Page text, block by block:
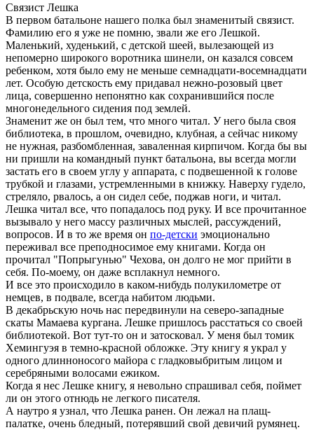
Связист Лешка
В первом батальоне нашего полка был знаменитый связист.
Фамилию его я уже не помню, звали же его Лешкой.
Маленький, худенький, с детской шеей, вылезающей из
непомерно широкого воротника шинели, он казался совсем
ребенком, хотя было ему не меньше семнадцати-восемнадцати
лет. Особую детскость ему придавал нежно-розовый цвет
лица, совершенно непонятно как сохранившийся после
многонедельного сидения под землей.
Знаменит же он был тем, что много читал. У него была своя
библиотека, в прошлом, очевидно, клубная, а сейчас никому
не нужная, разбомбленная, заваленная кирпичом. Когда бы вы
ни пришли на командный пункт батальона, вы всегда могли
застать его в своем углу у аппарата, с подвешенной к голове
трубкой и глазами, устремленными в книжку. Наверху гудело,
стреляло, рвалось, а он сидел себе, поджав ноги, и читал.
Лешка читал все, что попадалось под руку. И все прочитанное
вызывало у него массу различных мыслей, рассуждений,
вопросов. И в то же время он по-детски эмоционально
переживал все преподносимое ему книгами. Когда он
прочитал "Попрыгунью" Чехова, он долго не мог прийти в
себя. По-моему, он даже всплакнул немного.
И все это происходило в каком-нибудь полукилометре от
немцев, в подвале, всегда набитом людьми.
В декабрьскую ночь нас передвинули на северо-западные
скаты Мамаева кургана. Лешке пришлось расстаться со своей
библиотекой. Вот тут-то он и затосковал. У меня был томик
Хемингуэя в темно-красной обложке. Эту книгу я украл у
одного длинноносого майора с гладковыбритым лицом и
серебряными волосами ежиком.
Когда я нес Лешке книгу, я невольно спрашивал себя, поймет
ли он этого отнюдь не легкого писателя.
А наутро я узнал, что Лешка ранен. Он лежал на плащ-
палатке, очень бледный, потерявший свой девичий румянец.